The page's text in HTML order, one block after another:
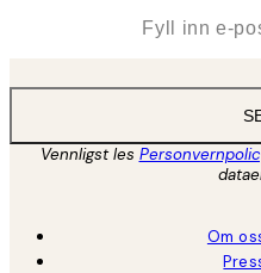
Vennligst les
Om